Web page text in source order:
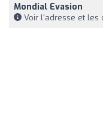
Mondial Evasion
Voir l'adresse et les